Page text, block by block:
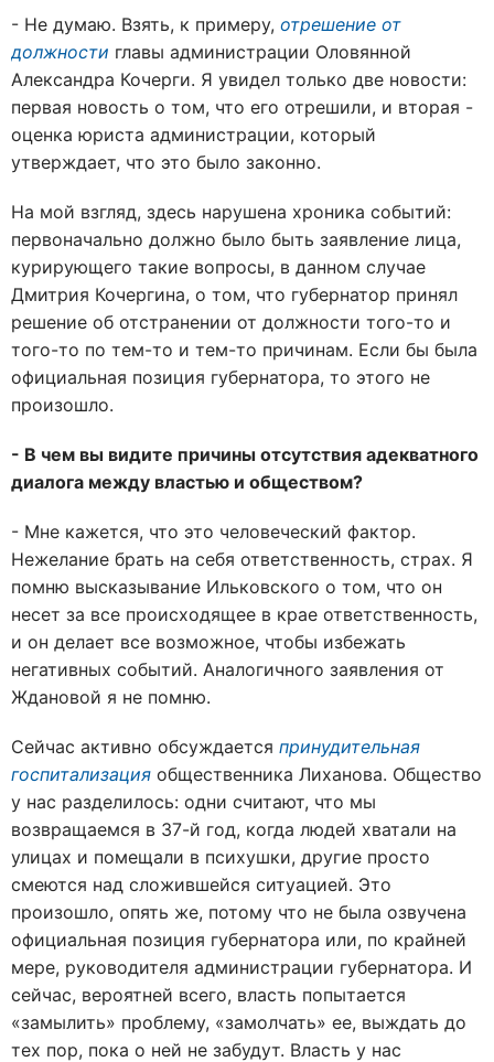
- Не думаю. Взять, к примеру, отрешение от
должности главы администрации Оловянной
Александра Кочерги. Я увидел только две новости:
первая новость о том, что его отрешили, и вторая -
оценка юриста администрации, который
утверждает, что это было законно.
На мой взгляд, здесь нарушена хроника событий:
первоначально должно было быть заявление лица,
курирующего такие вопросы, в данном случае
Дмитрия Кочергина, о том, что губернатор принял
решение об отстранении от должности того-то и
того-то по тем-то и тем-то причинам. Если бы была
официальная позиция губернатора, то этого не
произошло.
- В чем вы видите причины отсутствия адекватного
диалога между властью и обществом?
- Мне кажется, что это человеческий фактор.
Нежелание брать на себя ответственность, страх. Я
помню высказывание Ильковского о том, что он
несет за все происходящее в крае ответственность,
и он делает все возможное, чтобы избежать
негативных событий. Аналогичного заявления от
Ждановой я не помню.
Сейчас активно обсуждается принудительная
госпитализация общественника Лиханова. Общество
у нас разделилось: одни считают, что мы
возвращаемся в 37-й год, когда людей хватали на
улицах и помещали в психушки, другие просто
смеются над сложившейся ситуацией. Это
произошло, опять же, потому что не была озвучена
официальная позиция губернатора или, по крайней
мере, руководителя администрации губернатора. И
сейчас, вероятней всего, власть попытается
«замылить» проблему, «замолчать» ее, выждать до
тех пор, пока о ней не забудут. Власть у нас